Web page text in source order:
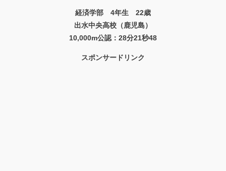
経済学部 4年生 22歳
出水中央高校（鹿児島）
10,000m公認：28分21秒48
スポンサードリンク